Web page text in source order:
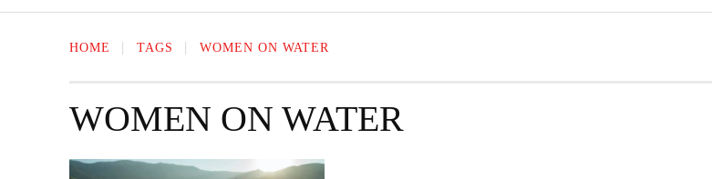
HOME TAGS WOMEN ON WATER
WOMEN ON WATER